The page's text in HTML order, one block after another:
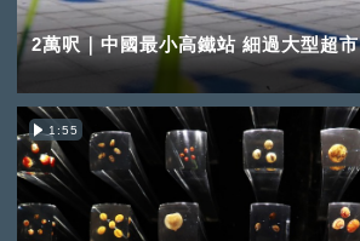
2萬呎｜中國最小高鐵站 細過大型超市
1:55